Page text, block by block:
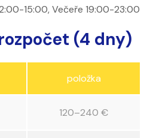
15:00, Večeře 19:00-23:00
(4 dny)
položka
120–240 €